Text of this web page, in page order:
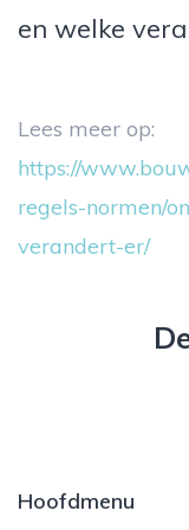
en welke
Lees meer op:
https://
regels-normen/
verandert-er/
Hoofdmenu